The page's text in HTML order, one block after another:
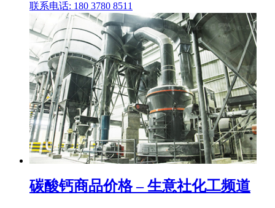
联系电话: 180 3780 8511
碳酸钙商品价格 – 生意社化工频道